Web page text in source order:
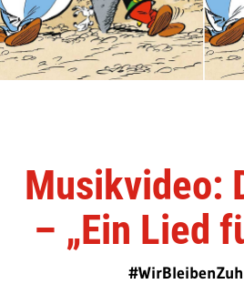
Musikvideo:
– „Ein Lied